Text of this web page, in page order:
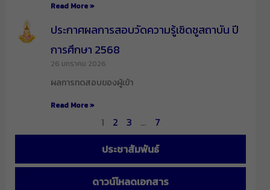
ประชาสัมพันธ์
ดาวน์โหลดเอกสาร
Read More »
ประกาศผลการสอบวัดความรู้เชิดชูสถาบัน ปี
การศึกษา 2568
26 มกราคม 2026
ผลการทดสอบของผู้เข้า
Read More »
1 2 3 … 7